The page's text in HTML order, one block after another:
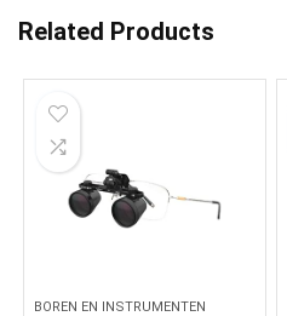
Related Products
BOREN EN INSTRUMENTEN